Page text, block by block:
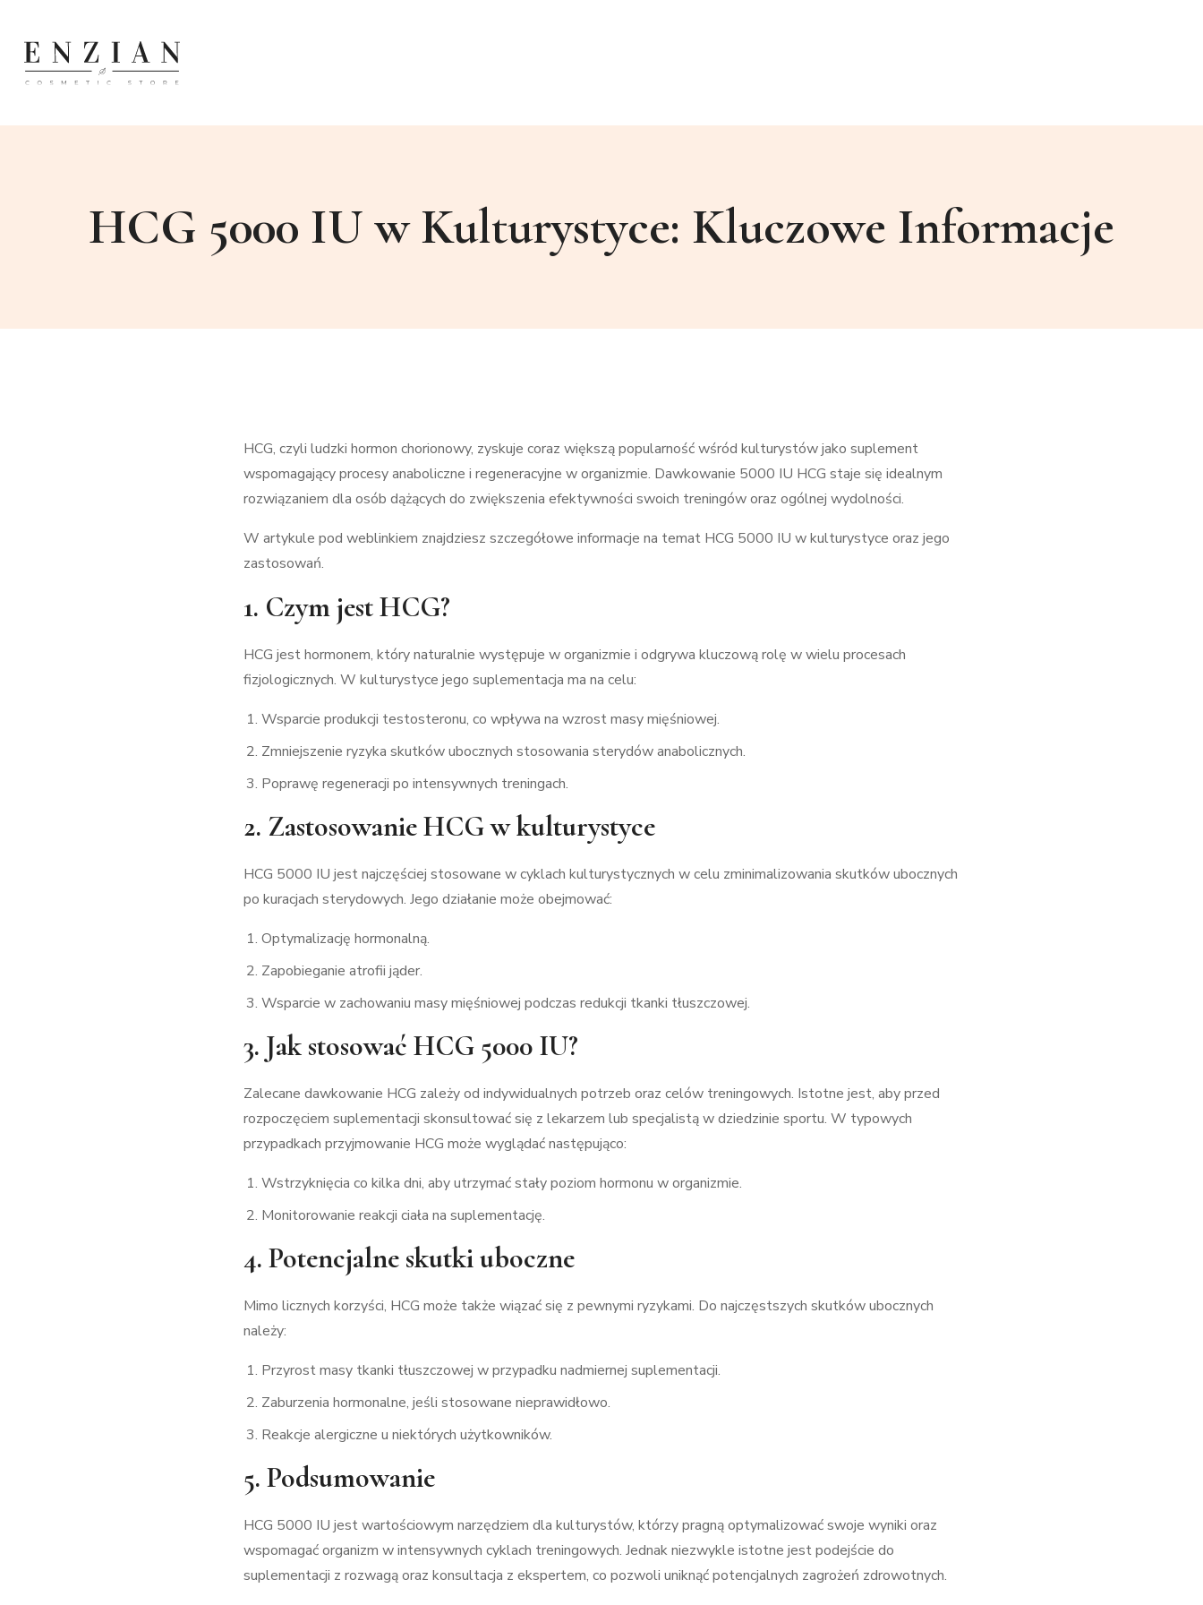
HCG 5000 IU w Kulturystyce: Kluczowe Informacje
HCG, czyli ludzki hormon chorionowy, zyskuje coraz większą popularność wśród kulturystów jako suplement
wspomagający procesy anaboliczne i regeneracyjne w organizmie. Dawkowanie 5000 IU HCG staje się idealnym
rozwiązaniem dla osób dążących do zwiększenia efektywności swoich treningów oraz ogólnej wydolności.
W artykule pod weblinkiem znajdziesz szczegółowe informacje na temat HCG 5000 IU w kulturystyce oraz jego
zastosowań.
1. Czym jest HCG?
HCG jest hormonem, który naturalnie występuje w organizmie i odgrywa kluczową rolę w wielu procesach
fizjologicznych. W kulturystyce jego suplementacja ma na celu:
Wsparcie produkcji testosteronu, co wpływa na wzrost masy mięśniowej.
Zmniejszenie ryzyka skutków ubocznych stosowania sterydów anabolicznych.
Poprawę regeneracji po intensywnych treningach.
2. Zastosowanie HCG w kulturystyce
HCG 5000 IU jest najczęściej stosowane w cyklach kulturystycznych w celu zminimalizowania skutków ubocznych
po kuracjach sterydowych. Jego działanie może obejmować:
Optymalizację hormonalną.
Zapobieganie atrofii jąder.
Wsparcie w zachowaniu masy mięśniowej podczas redukcji tkanki tłuszczowej.
3. Jak stosować HCG 5000 IU?
Zalecane dawkowanie HCG zależy od indywidualnych potrzeb oraz celów treningowych. Istotne jest, aby przed
rozpoczęciem suplementacji skonsultować się z lekarzem lub specjalistą w dziedzinie sportu. W typowych
przypadkach przyjmowanie HCG może wyglądać następująco:
Wstrzyknięcia co kilka dni, aby utrzymać stały poziom hormonu w organizmie.
Monitorowanie reakcji ciała na suplementację.
4. Potencjalne skutki uboczne
Mimo licznych korzyści, HCG może także wiązać się z pewnymi ryzykami. Do najczęstszych skutków ubocznych
należy:
Przyrost masy tkanki tłuszczowej w przypadku nadmiernej suplementacji.
Zaburzenia hormonalne, jeśli stosowane nieprawidłowo.
Reakcje alergiczne u niektórych użytkowników.
5. Podsumowanie
HCG 5000 IU jest wartościowym narzędziem dla kulturystów, którzy pragną optymalizować swoje wyniki oraz
wspomagać organizm w intensywnych cyklach treningowych. Jednak niezwykle istotne jest podejście do
suplementacji z rozwagą oraz konsultacja z ekspertem, co pozwoli uniknąć potencjalnych zagrożeń zdrowotnych.